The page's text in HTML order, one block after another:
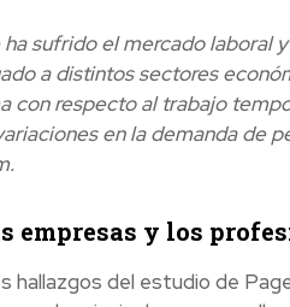
sufrido el mercado
a distintos sectores
con respecto al trabajo
en la demanda de
empresas y los
hallazgos del estudio de